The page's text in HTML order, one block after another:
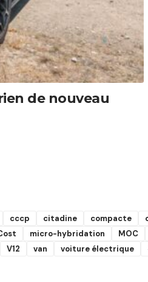
de nouveau
cccp citadine compacte
micro-hybridation MOC
V12 van voiture électrique